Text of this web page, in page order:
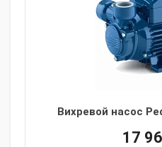
Вихревой насос
17